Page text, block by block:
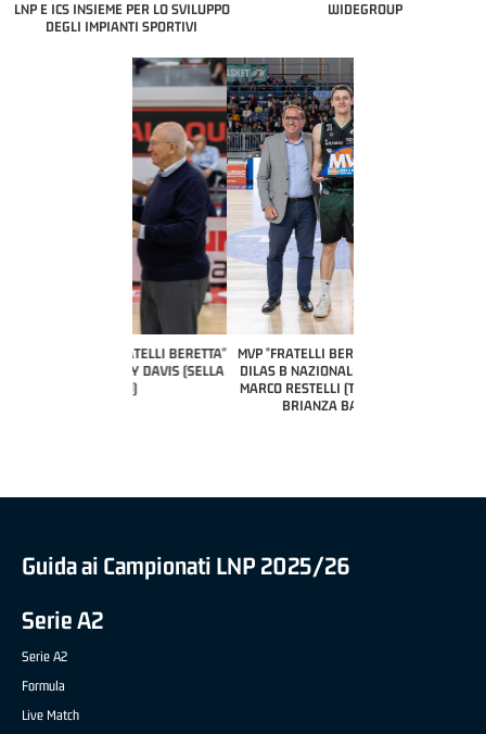
LNP E ICS INSIEME PER LO SVILUPPO
DEGLI IMPIANTI SPORTIVI
WIDEGROUP
MVP "FRATELLI BERETTA" SAMUEL
DILAS B NAZIONALE APRILE '26 -
MARCO RESTELLI (TAV TREVIGLIO
BRIANZA BASKET)
Guida ai Campionati LNP 2025/26
Serie A2
Serie A2
Formula
Live Match